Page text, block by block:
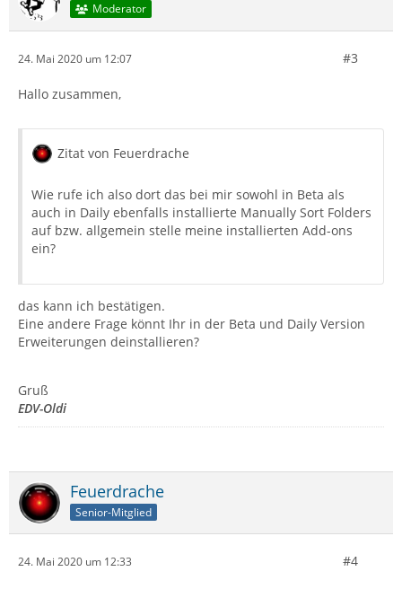
Moderator
24. Mai 2020 um 12:07 #3
Hallo zusammen,
Zitat von Feuerdrache
Wie rufe ich also dort das bei mir sowohl in Beta als
auch in Daily ebenfalls installierte Manually Sort Folders
auf bzw. allgemein stelle meine installierten Add-ons
ein?
das kann ich bestätigen.
Eine andere Frage könnt Ihr in der Beta und Daily Version
Erweiterungen deinstallieren?
Gruß
EDV-Oldi
Feuerdrache
Senior-Mitglied
24. Mai 2020 um 12:33 #4